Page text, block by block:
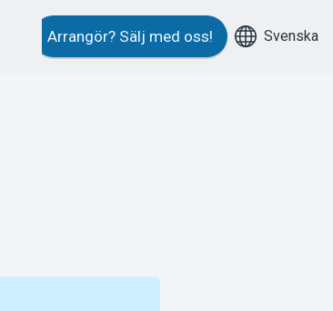
Arrangör? Sälj med oss! Svenska